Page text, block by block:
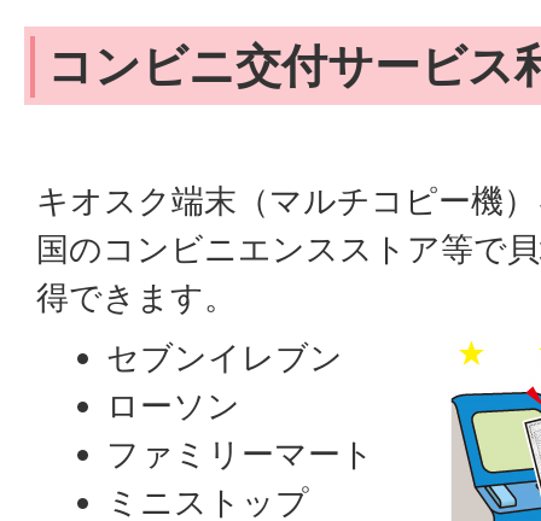
コンビニ交付サービス
キオスク端末（マルチコピー機
国のコンビニエンスストア等で
得できます。
セブンイレブン
ローソン
ファミリーマート
ミニストップ